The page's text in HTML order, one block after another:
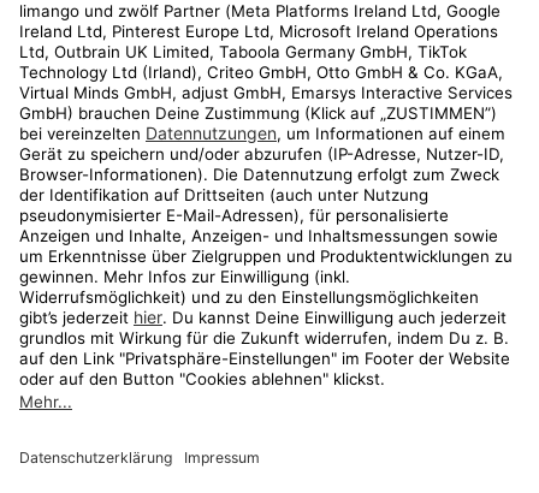
Kundenservice
Shop
Aktionen
Travel